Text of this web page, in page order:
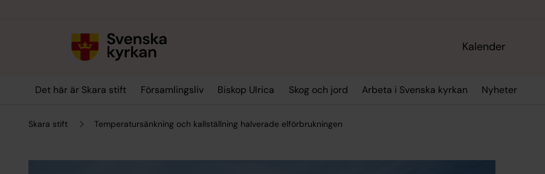
Kalender
Det här är Skara stift Församlingsliv Biskop Ulrica Skog och jord Arbeta i Svenska kyrkan Nyheter
Skara stift Temperatursänkning och kallställning halverade elförbrukningen